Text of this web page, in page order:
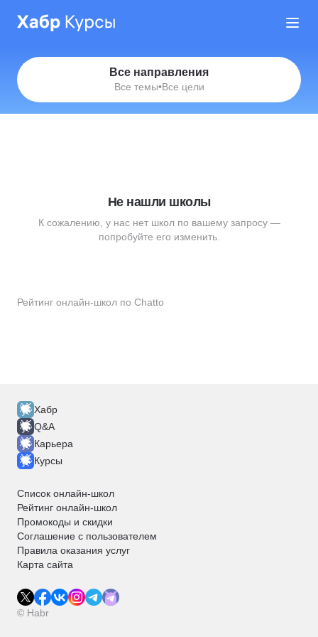
Все направления
Все темы•Все цели
Рейтинг онлайн-школ по Chatto
Не нашли школы
К сожалению, у нас нет школ по вашему запросу —
попробуйте его изменить.
Хабр
Q&A
Карьера
Курсы
Список онлайн-школ
Рейтинг онлайн-школ
Промокоды и скидки
Соглашение с пользователем
Правила оказания услуг
Карта сайта
© Habr